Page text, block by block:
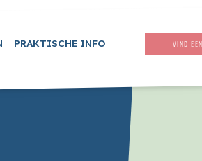
PRAKTISCHE INFO VIND